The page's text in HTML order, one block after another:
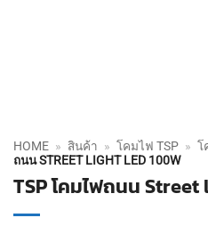
HOME » สินค้า » โคมไฟ TSP » โ
ถนน STREET LIGHT LED 100W
TSP โคมไฟถนน Street